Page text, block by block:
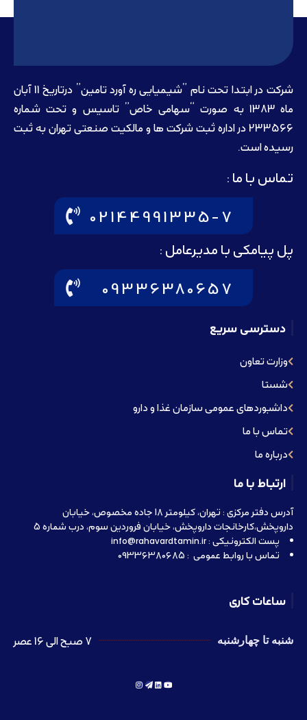
شرکت در ابتدا تحت نام ”شیمیایی ره آورد تامين” درتاريخ 11 آبان
ماه 1383 به صورت “سهامی خاص” تاسيس و تحت شماره
233566 در اداره ثبت شرکت ها و مالکيت صنعتی تهران به ثبت
رسيده است.
تماس با ما :
02144991335-7
پل پیامکی با مدیرعامل :
09336380657
دسترسی سریع
وزارت تعاون
شستا
داشبوردهای عمومی سازمان غذا و دارو
تماس با ما
درباره ما
ارتباط با ما
آدرس دفتر مرکزی : تهران، کیلومتر 18 جاده مخصوص، خیابان
داروپخش،کارخانجات داروپخش، خیابان فروردین سوم، درب شماره 5
پست الکترونیکی : info@rahavardtamin.ir
تماس با روابط عمومی : 09336380685
ساعات کاری
شنبه تا چهارشنبه 7 صبح الی 16 عصر